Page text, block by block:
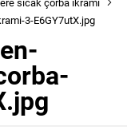
3-E6GY7utX.jpg